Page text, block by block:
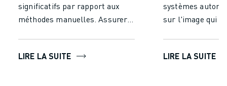
significatifs par rapport aux
méthodes manuelles. Assurer
erreurs et en garantissant une
LIRE LA SUITE
systèmes
sur l'image qui
avancées
LIRE LA SUITE